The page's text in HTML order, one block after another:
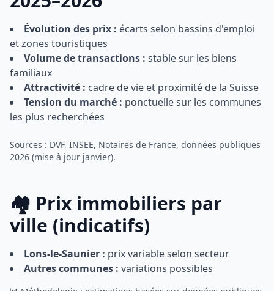
Évolution des prix : écarts selon bassins d'emploi
et zones touristiques
Volume de transactions : stable sur les biens
familiaux
Attractivité : cadre de vie et proximité de la Suisse
Tension du marché : ponctuelle sur les communes
les plus recherchées
Sources : DVF, INSEE, Notaires de France, données publiques
2026 (mise à jour janvier).
🏘️ Prix immobiliers par
ville (indicatifs)
Lons-le-Saunier : prix variable selon secteur
Autres communes : variations possibles